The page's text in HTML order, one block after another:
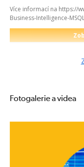
Více informací na https://
Business-Intelligence-
Fotogalerie a videa